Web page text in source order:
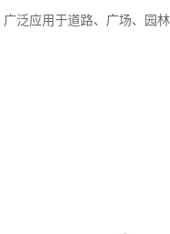
泛应用于道路、广场、园